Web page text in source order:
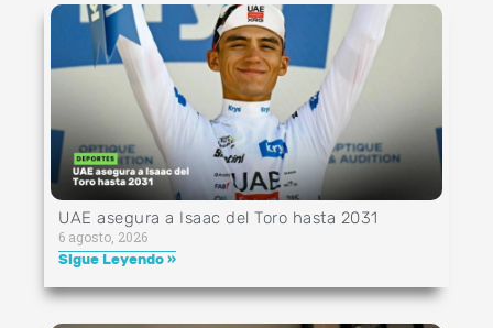
UAE asegura a Isaac del Toro hasta 2031
6 agosto, 2026
Sigue Leyendo »